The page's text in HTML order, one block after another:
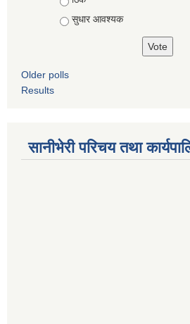
सुधार आवश्यक
Older polls
Results
सानीभेरी परिचय तथा